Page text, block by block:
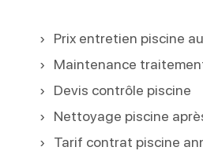
Prix entretien piscine
Maintenance
Devis contrôle piscine
Nettoyage piscine
Tarif contrat piscine